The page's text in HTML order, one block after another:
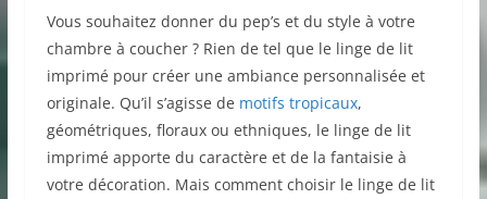
Vous souhaitez donner du pep’s et du style à votre
chambre à coucher ? Rien de tel que le linge de lit
imprimé pour créer une ambiance personnalisée et
originale. Qu’il s’agisse de motifs tropicaux,
géométriques, floraux ou ethniques, le linge de lit
imprimé apporte du caractère et de la fantaisie à
votre décoration. Mais comment choisir le linge de lit